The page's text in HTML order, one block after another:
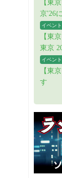
【東
京'26
イベント
【東
東京
イベント
【東
す